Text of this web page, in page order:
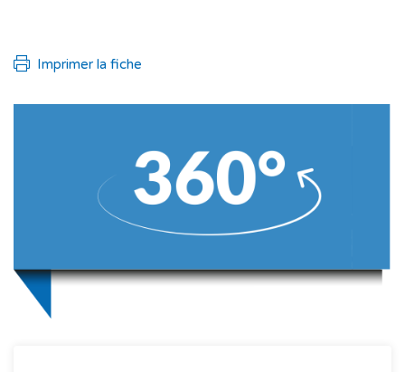
Imprimer la fiche